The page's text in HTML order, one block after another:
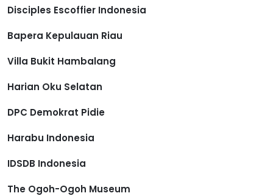
Disciples Escoffier Indonesia
Bapera Kepulauan Riau
Villa Bukit Hambalang
Harian Oku Selatan
DPC Demokrat Pidie
Harabu Indonesia
IDSDB Indonesia
The Ogoh-Ogoh Museum